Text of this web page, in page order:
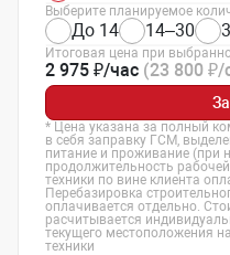
Выберите планируемое
До 14 14–30
Итоговая цена при
2 975 ₽/час (23 800 ₽/
* Цена указана за полный
в себя заправку ГСМ,
питание и проживание (при
продолжительность
техники по вине клиента
Перебазировка
оплачивается отдельно.
расчитывается
текущего местоположения
техники